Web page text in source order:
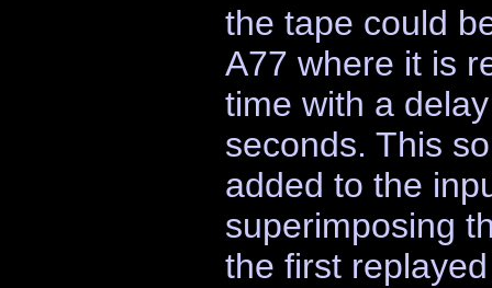
the tape could
A77 where it is
time with a
seconds. This
added to the
superimposing
the first